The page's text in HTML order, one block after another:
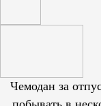
Чемодан за